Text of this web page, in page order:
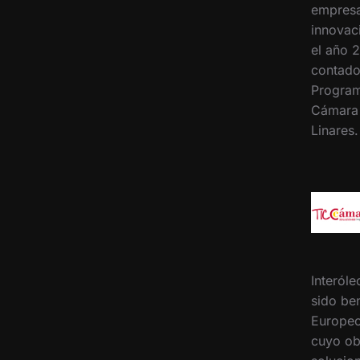
el año
sido
cuyo